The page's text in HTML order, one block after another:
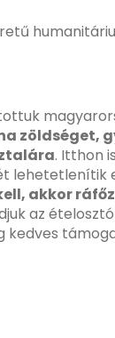
zöldséget,
. Itthon
lehetetlenítik
akkor
az
kedves